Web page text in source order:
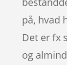
på, hvad
Det er fx
og